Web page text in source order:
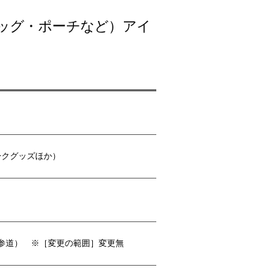
グ・ポーチなど）アイ
グッズほか）
道） ※［変更の範囲］変更無